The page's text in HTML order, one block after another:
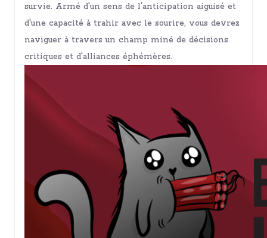
survie. Armé d'un sens de l'anticipation aiguisé et
d'une capacité à trahir avec le sourire, vous devrez
naviguer à travers un champ miné de décisions
critiques et d'alliances éphémères.